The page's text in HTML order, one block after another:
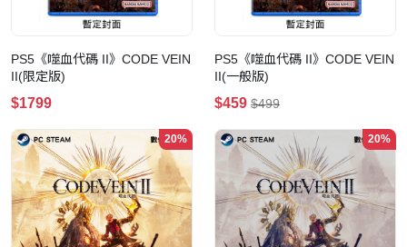
PS5《噬血代碼 II》CODE VEIN
II(限定版)
$1799
PS5《噬血代碼 II》CODE VEIN
II(一般版)
$459 $499
20% 20%